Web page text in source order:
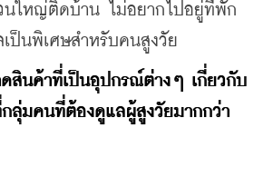
หญ่ติดบ้าน ไม่อยากไปอยู่ที่พัก
ป็นพิเศษสำหรับคนสูงวัย
ดสินค้าที่เป็นอุปกรณ์ต่างๆ เกี่ยวกับ
ลุ่มคนที่ต้องดูแลผู้สูงวัยมากกว่า